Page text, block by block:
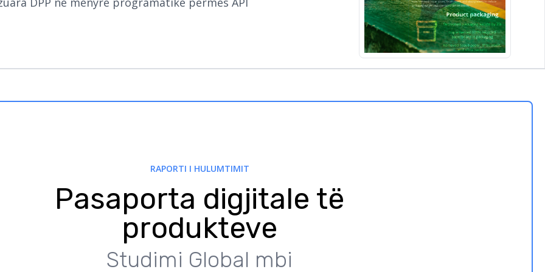
RAPORTI I HULUMTIMIT
Pasaporta digjitale të
produkteve
Studimi Global mbi